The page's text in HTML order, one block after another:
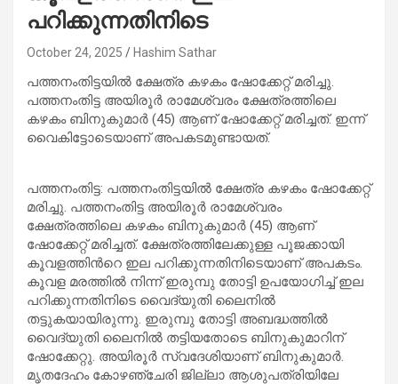
പറിക്കുന്നതിനിടെ
October 24, 2025 Hashim Sathar
പത്തനംതിട്ടയിൽ ക്ഷേത്ര കഴകം ഷോക്കേറ്റ് മരിച്ചു.
പത്തനംതിട്ട അയിരൂർ രാമേശ്വരം ക്ഷേത്രത്തിലെ
കഴകം ബിനുകുമാർ (45) ആണ് ഷോക്കേറ്റ് മരിച്ചത്. ഇന്ന്
വൈകിട്ടോടെയാണ് അപകടമുണ്ടായത്.
പത്തനംതിട്ട: പത്തനംതിട്ടയിൽ ക്ഷേത്ര കഴകം ഷോക്കേറ്റ്
മരിച്ചു. പത്തനംതിട്ട അയിരൂർ രാമേശ്വരം
ക്ഷേത്രത്തിലെ കഴകം ബിനുകുമാർ (45) ആണ്
ഷോക്കേറ്റ് മരിച്ചത്. ക്ഷേത്രത്തിലേക്കുള്ള പൂജക്കായി
കൂവളത്തിന്‍റെ ഇല പറിക്കുന്നതിനിടെയാണ് അപകടം.
കൂവള മരത്തിൽ നിന്ന് ഇരുമ്പു തോട്ടി ഉപയോഗിച്ച് ഇല
പറിക്കുന്നതിനിടെ വൈദ്യുതി ലൈനിൽ
തട്ടുകയായിരുന്നു. ഇരുമ്പു തോട്ടി അബദ്ധത്തിൽ
വൈദ്യുതി ലൈനിൽ തട്ടിയതോടെ ബിനുകുമാറിന്
ഷോക്കേറ്റു. അയിരൂര്‍ സ്വദേശിയാണ് ബിനുകുമാര്‍.
മൃതദേഹം കോഴഞ്ചേരി ജില്ലാ ആശുപത്രിയിലേ